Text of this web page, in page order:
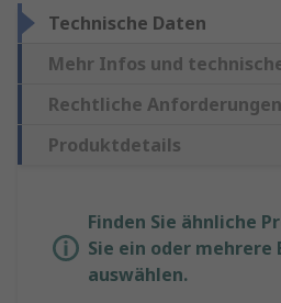
Technische Daten
Mehr Infos und
Rechtliche Anforderungen
Produktdetails
Finden Sie ähnliche
Sie ein oder mehrere
auswählen.